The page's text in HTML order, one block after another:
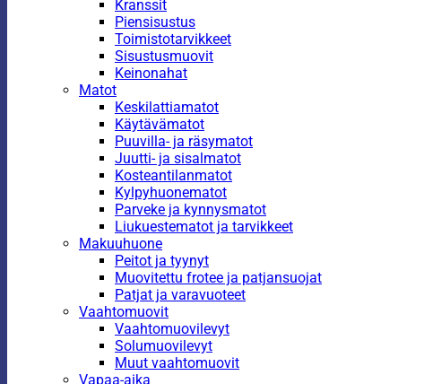
Kranssit
Piensisustus
Toimistotarvikkeet
Sisustusmuovit
Keinonahat
Matot
Keskilattiamatot
Käytävämatot
Puuvilla- ja räsymatot
Juutti- ja sisalmatot
Kosteantilanmatot
Kylpyhuonematot
Parveke ja kynnysmatot
Liukuestematot ja tarvikkeet
Makuuhuone
Peitot ja tyynyt
Muovitettu frotee ja patjansuojat
Patjat ja varavuoteet
Vaahtomuovit
Vaahtomuovilevyt
Solumuovilevyt
Muut vaahtomuovit
Vapaa-aika